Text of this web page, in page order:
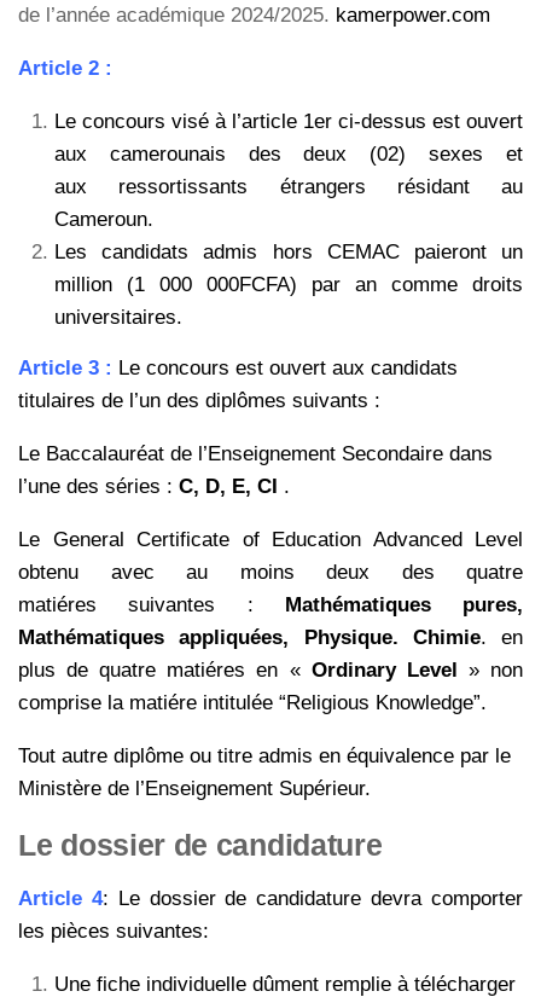
de l’année académique 2024/2025. kamerpower.com
Article 2 :
Le concours visé à l’article 1er ci-dessus est ouvert
aux camerounais des deux (02) sexes et
aux ressortissants étrangers résidant au
Cameroun.
Les candidats admis hors CEMAC paieront un
million (1 000 000FCFA) par an comme droits
universitaires.
Article 3 : Le concours est ouvert aux candidats
titulaires de l’un des diplômes suivants :
Le Baccalauréat de l’Enseignement Secondaire dans
l’une des séries : C, D, E, CI .
Le General Certificate of Education Advanced Level
obtenu avec au moins deux des quatre
matiéres
suivantes : Mathématiques pures,
Mathématiques appliquées, Physique. Chimie. en
plus de quatre matiéres en « Ordinary Level » non
comprise la matiére intitulée “Religious Knowledge”.
Tout autre diplôme ou titre admis en équivalence par le
Ministère de l’Enseignement Supérieur.
Le dossier de candidature
Article 4: Le dossier de candidature devra comporter
les pièces suivantes:
Une fiche individuelle dûment remplie à télécharger